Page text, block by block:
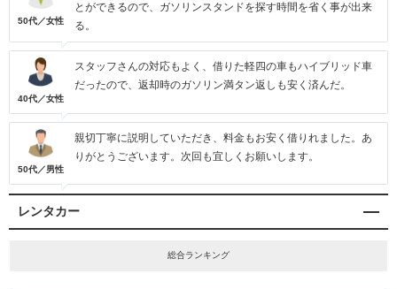
50代／女性
とができるので、ガソリンスタンドを探す時間を省く事が出来
る。
40代／女性
スタッフさんの対応もよく、借りた軽四の車もハイブリッド車
だったので、返却時のガソリン満タン返しも安く済んだ。
50代／男性
親切丁寧に説明していただき、料金もお安く借りれました。あ
りがとうございます。次回も宜しくお願いします。
レンタカー
総合ランキング